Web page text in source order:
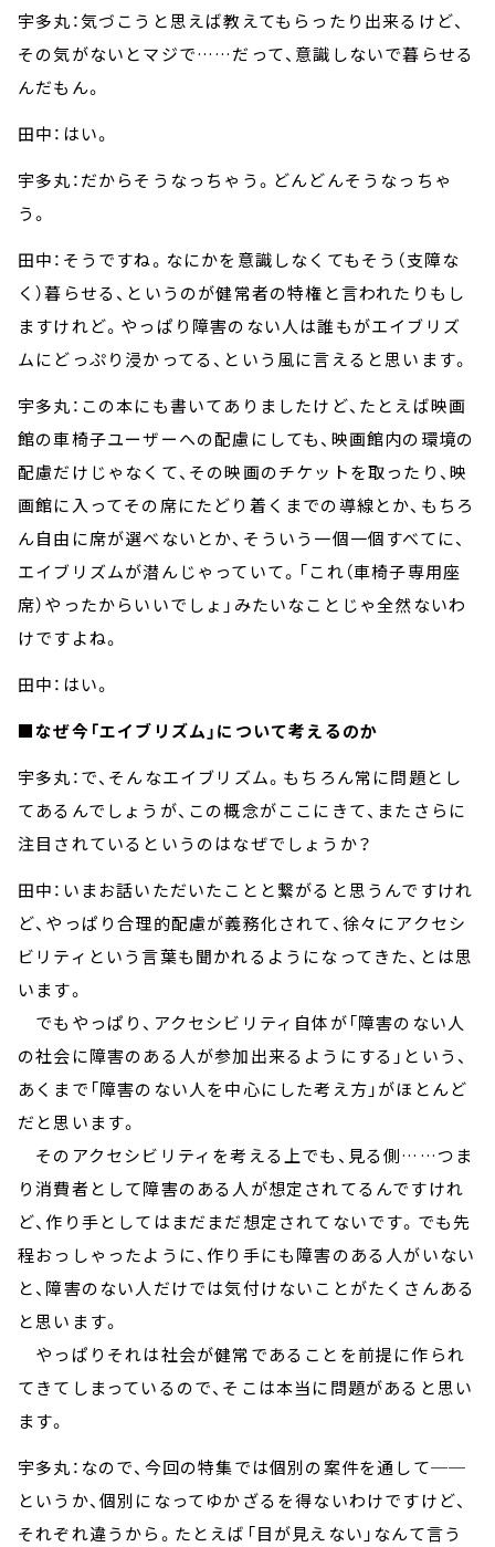
宇多丸：気づこうと思えば教えてもらったり出来るけど、
その気がないとマジで……だって、意識しないで暮らせる
んだもん。
田中：はい。
宇多丸：だからそうなっちゃう。どんどんそうなっちゃ
う。
田中：そうですね。なにかを意識しなくてもそう（支障な
く）暮らせる、というのが健常者の特権と言われたりもし
ますけれど。やっぱり障害のない人は誰もがエイブリズ
ムにどっぷり浸かってる、という風に言えると思います。
宇多丸：この本にも書いてありましたけど、たとえば映画
館の車椅子ユーザーへの配慮にしても、映画館内の環境の
配慮だけじゃなくて、その映画のチケットを取ったり、映
画館に入ってその席にたどり着くまでの導線とか、もちろ
ん自由に席が選べないとか、そういう一個一個すべてに、
エイブリズムが潜んじゃっていて。「これ（車椅子専用座
席）やったからいいでしょ」みたいなことじゃ全然ないわ
けですよね。
田中：はい。
■なぜ今「エイブリズム」について考えるのか
宇多丸：で、そんなエイブリズム。もちろん常に問題とし
てあるんでしょうが、この概念がここにきて、またさらに
注目されているというのはなぜでしょうか？
田中：いまお話いただいたことと繋がると思うんですけれ
ど、やっぱり合理的配慮が義務化されて、徐々にアクセシ
ビリティという言葉も聞かれるようになってきた、とは思
います。
でもやっぱり、アクセシビリティ自体が「障害のない人
の社会に障害のある人が参加出来るようにする」という、
あくまで「障害のない人を中心にした考え方」がほとんど
だと思います。
そのアクセシビリティを考える上でも、見る側……つま
り消費者として障害のある人が想定されてるんですけれ
ど、作り手としてはまだまだ想定されてないです。でも先
程おっしゃったように、作り手にも障害のある人がいない
と、障害のない人だけでは気付けないことがたくさんある
と思います。
やっぱりそれは社会が健常であることを前提に作られ
てきてしまっているので、そこは本当に問題があると思い
ます。
宇多丸：なので、今回の特集では個別の案件を通して──
というか、個別になってゆかざるを得ないわけですけど、
それぞれ違うから。たとえば「目が見えない」なんて言う